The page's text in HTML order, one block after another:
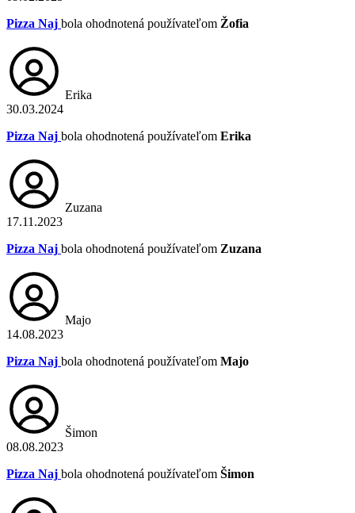
Pizza Naj bola ohodnotená používateľom Žofia
Erika
30.03.2024
Pizza Naj bola ohodnotená používateľom Erika
Zuzana
17.11.2023
Pizza Naj bola ohodnotená používateľom Zuzana
Majo
14.08.2023
Pizza Naj bola ohodnotená používateľom Majo
Šimon
08.08.2023
Pizza Naj bola ohodnotená používateľom Šimon